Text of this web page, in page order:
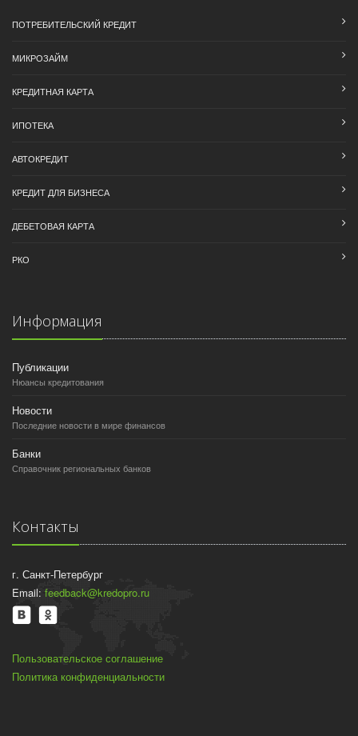
ПОТРЕБИТЕЛЬСКИЙ КРЕДИТ
МИКРОЗАЙМ
КРЕДИТНАЯ КАРТА
ИПОТЕКА
АВТОКРЕДИТ
КРЕДИТ ДЛЯ БИЗНЕСА
ДЕБЕТОВАЯ КАРТА
РКО
Информация
Публикации
Нюансы кредитования
Новости
Последние новости в мире финансов
Банки
Справочник региональных банков
Контакты
г. Санкт-Петербург
Email: feedback@kredopro.ru
Пользовательское соглашение
Политика конфиденциальности